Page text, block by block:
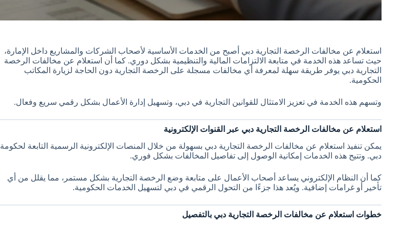
استعلام عن مخالفات الرخصة التجارية دبي أصبح من الخدمات الأساسية لأصحاب الشركات والمشاريع داخل الإمارة،
حيث تساعد هذه الخدمة في متابعة الالتزامات المالية والتنظيمية بشكل دوري. كما أن استعلام عن مخالفات الرخصة
التجارية دبي يوفر طريقة سهلة لمعرفة أي مخالفات مسجلة على الرخصة التجارية دون الحاجة لزيارة المكاتب
الحكومية.
وتسهم هذه الخدمة في تعزيز الامتثال للقوانين التجارية في دبي، وتسهيل إدارة الأعمال بشكل رقمي سريع وفعال.
استعلام عن مخالفات الرخصة التجارية دبي عبر القنوات الإلكترونية
يمكن تنفيذ استعلام عن مخالفات الرخصة التجارية دبي بسهولة من خلال المنصات الإلكترونية الرسمية التابعة لحكومة
دبي. وتتيح هذه الخدمات إمكانية الوصول إلى تفاصيل المخالفات بشكل فوري.
كما أن النظام الإلكتروني يساعد أصحاب الأعمال على متابعة وضع الرخصة التجارية بشكل مستمر، مما يقلل من أي
تأخير أو غرامات إضافية. ويُعد هذا جزءًا من التحول الرقمي في دبي لتسهيل الخدمات الحكومية.
خطوات استعلام عن مخالفات الرخصة التجارية دبي بالتفصيل